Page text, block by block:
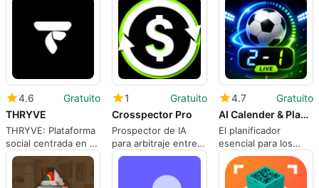
4.6
Gratuito
THRYVE
THRYVE: Plataforma
social centrada en el
ciclismo para salidas
grupales
coordinadas
1
Gratuito
Crosspector Pro
Prospector de IA
para arbitraje entre
mercados
4.7
Gratuito
AI Calender & Planner
El planificador
esencial para los
aficionados al fútbol